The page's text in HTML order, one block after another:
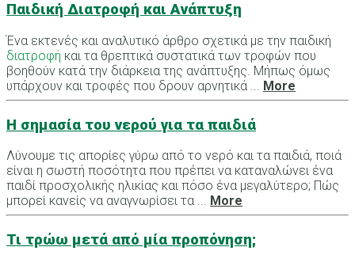
Παιδική Διατροφή και Ανάπτυξη
Ένα εκτενές και αναλυτικό άρθρο σχετικά με την παιδική
διατροφή και τα θρεπτικά συστατικά των τροφών που
βοηθούν κατά την διάρκεια της ανάπτυξης. Μήπως όμως
υπάρχουν και τροφές που δρουν αρνητικά ... More
Η σημασία του νερού για τα παιδιά
Λύνουμε τις απορίες γύρω από το νερό και τα παιδιά, ποιά
είναι η σωστή ποσότητα που πρέπει να καταναλώνει ένα
παιδί προσχολικής ηλικίας και πόσο ένα μεγαλύτερο; Πώς
μπορεί κανείς να αναγνωρίσει τα ... More
Τι τρώω μετά από μία προπόνηση;